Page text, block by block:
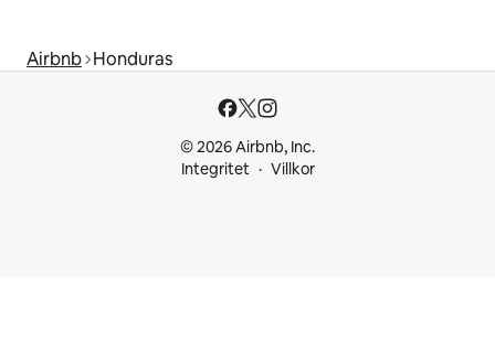
Airbnb Honduras
© 2026 Airbnb, Inc.
Integritet
Villkor